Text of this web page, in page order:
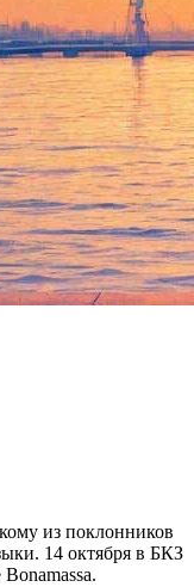
Joe
из поклонников
14 октября в БКЗ